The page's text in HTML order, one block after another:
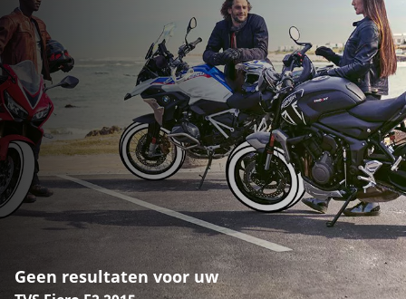
Geen resultaten voor uw